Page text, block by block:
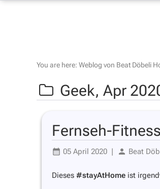
You are here: Weblog von Beat Döbeli
Geek, Apr
Fernseh-
05 April 2020 | Beat
Dieses #stayAtHome ist